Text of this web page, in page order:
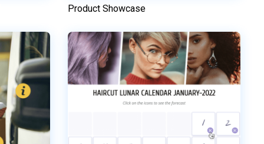
Utilizați acest model
Product Showcase